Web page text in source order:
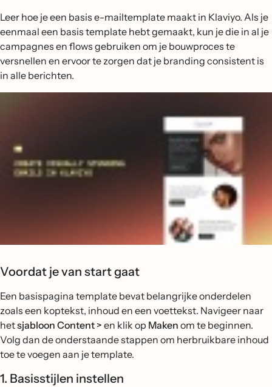
Leer hoe je een basis e-mailtemplate maakt in Klaviyo. Als je
eenmaal een basis template hebt gemaakt, kun je die in al je
campagnes en flows gebruiken om je bouwproces te
versnellen en ervoor te zorgen dat je branding consistent is
in alle berichten.
Voordat je van start gaat
Een basispagina template bevat belangrijke onderdelen
zoals een koptekst, inhoud en een voettekst. Navigeer naar
hetsjabloon Content > en klik op Maken om te beginnen.
Volg dan de onderstaande stappen om herbruikbare inhoud
toe te voegen aan je template.
1. Basisstijlen instellen